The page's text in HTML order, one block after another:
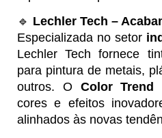
🔹 Lechler Tech –
Especializada no setor
Lechler Tech fornece
para pintura de metais,
outros. O Color Trend
cores e efeitos
alinhados às novas